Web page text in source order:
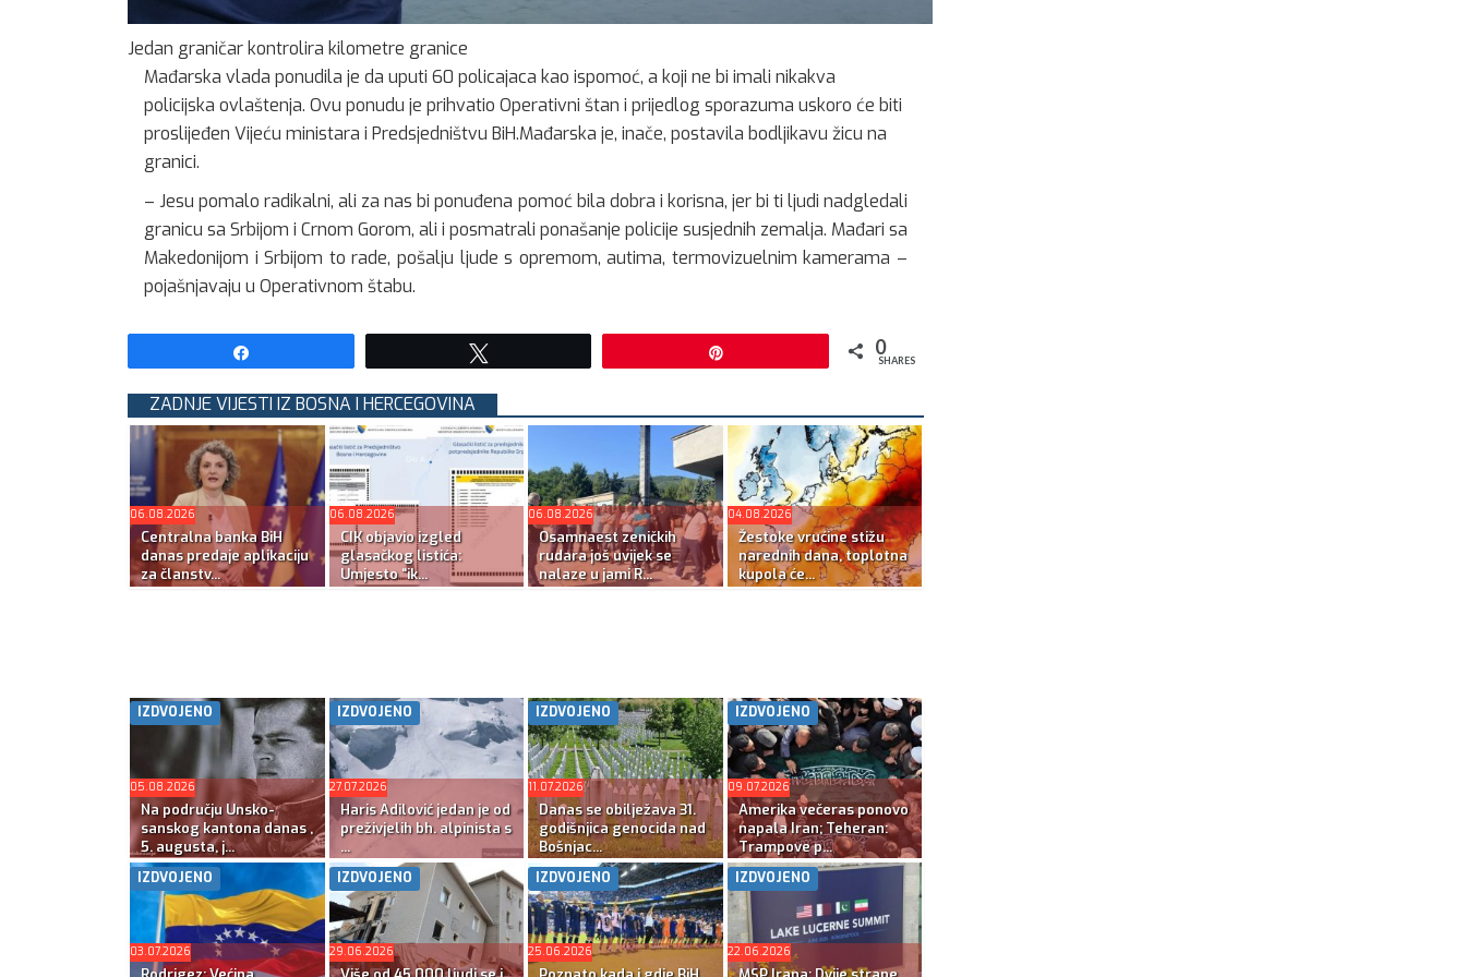
Jedan graničar kontrolira kilometre granice
Mađarska vlada ponudila je da uputi 60 policajaca kao ispomoć, a koji ne bi imali nikakva
policijska ovlaštenja. Ovu ponudu je prihvatio Operativni štan i prijedlog sporazuma uskoro će biti
proslijeđen Vijeću ministara i Predsjedništvu BiH.Mađarska je, inače, postavila bodljikavu žicu na
granici.
– Jesu pomalo radikalni, ali za nas bi ponuđena pomoć bila dobra i korisna, jer bi ti ljudi nadgledali
granicu sa Srbijom i Crnom Gorom, ali i posmatrali ponašanje policije susjednih zemalja. Mađari sa
Makedonijom i Srbijom to rade, pošalju ljude s opremom, autima, termovizuelnim kamerama –
pojašnjavaju u Operativnom štabu.
0
SHARES
ZADNJE VIJESTI IZ BOSNA I HERCEGOVINA
06.08.2026
Centralna banka BiH
danas predaje aplikaciju
za članstv...
06.08.2026
CIK objavio izgled
glasačkog listića:
Umjesto “ik...
06.08.2026
Osamnaest zeničkih
rudara još uvijek se
nalaze u jami R...
04.08.2026
Žestoke vrućine stižu
narednih dana, toplotna
kupola će...
IZDVOJENO
05.08.2026
Na području Unsko-
sanskog kantona danas ,
5. augusta, j...
IZDVOJENO
27.07.2026
Haris Adilović jedan je od
preživjelih bh. alpinista s
...
IZDVOJENO
11.07.2026
Danas se obilježava 31.
godišnjica genocida nad
Bošnjac...
IZDVOJENO
09.07.2026
Amerika večeras ponovo
napala Iran; Teheran:
Trampove p...
IZDVOJENO
03.07.2026
IZDVOJENO
29.06.2026
IZDVOJENO
25.06.2026
IZDVOJENO
22.06.2026